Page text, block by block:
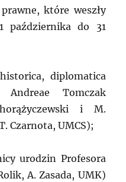
które weszły
października do 31
diplomatica
Andreae Tomczak
i M.
Czarnota, UMCS);
urodzin Profesora
A. Zasada, UMK)